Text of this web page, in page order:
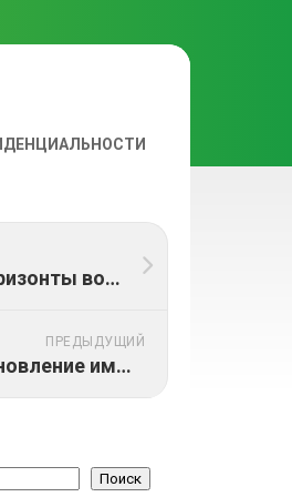
Новые горизонты восстановления после онкологии: клинические исследования и инновационные методы
ПРЕДЫДУЩИЙ
Восстановление иммунной системы после онкологической терапии: методы и рекомендации
Поиск